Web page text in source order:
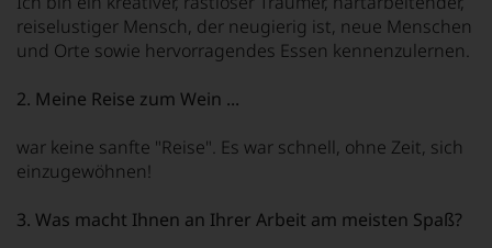
reiselustiger Mensch, der neugierig ist, neue Menschen
und Orte sowie hervorragendes Essen kennenzulernen.
2. Meine Reise zum Wein ...
war keine sanfte "Reise". Es war schnell, ohne Zeit, sich
einzugewöhnen!
3. Was macht Ihnen an Ihrer Arbeit am meisten Spaß?